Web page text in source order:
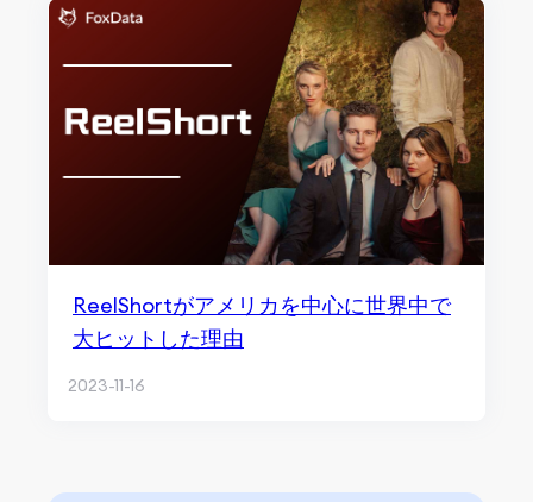
ReelShortがアメリカを中心に世界中で
大ヒットした理由
2023-11-16